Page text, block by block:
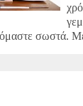
σωστά.